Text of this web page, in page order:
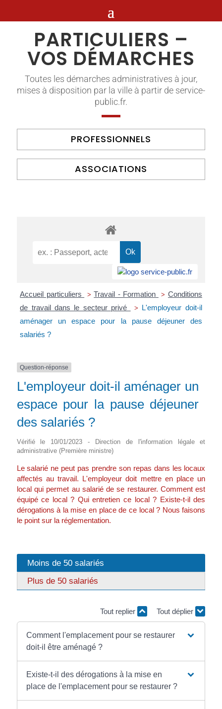
PARTICULIERS –
VOS DÉMARCHES
Toutes les démarches administratives à jour,
mises à disposition par la ville à partir de service-
public.fr.
PROFESSIONNELS
ASSOCIATIONS
Accueil particuliers > Travail - Formation > Conditions
de travail dans le secteur privé
> L'employeur doit-il
aménager un espace pour la pause déjeuner des
salariés ?
Question-réponse
L'employeur doit-il aménager un
espace pour la pause déjeuner
des salariés ?
Vérifié le 10/01/2023 - Direction de l'information légale et
administrative (Première ministre)
Le salarié ne peut pas prendre son repas dans les locaux
affectés au travail. L'employeur doit mettre en place un
local qui permet au salarié de se restaurer. Comment est
équipé ce local ? Qui entretien ce local ? Existe-t-il des
dérogations à la mise en place de ce local ? Nous faisons
le point sur la réglementation.
Moins de 50 salariés
Plus de 50 salariés
Tout replier Tout déplier
Comment l'emplacement pour se restaurer
doit-il être aménagé ?
Existe-t-il des dérogations à la mise en
place de l'emplacement pour se restaurer ?